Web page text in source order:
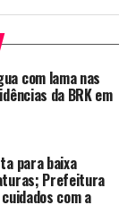
com lama nas
da BRK em
para baixa
Prefeitura
com a